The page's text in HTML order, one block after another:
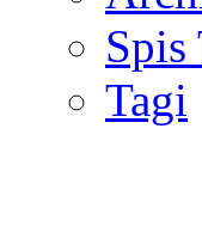
Spis
Tagi